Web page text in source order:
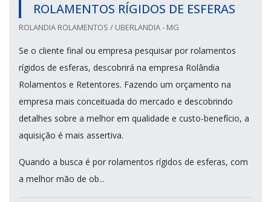
ROLAMENTOS RÍGIDOS DE ESFERAS
ROLANDIA ROLAMENTOS / UBERLANDIA - MG
Se o cliente final ou empresa pesquisar por rolamentos
rígidos de esferas, descobrirá na empresa Rolândia
Rolamentos e Retentores. Fazendo um orçamento na
empresa mais conceituada do mercado e descobrindo
detalhes sobre a melhor em qualidade e custo-benefício, a
aquisição é mais assertiva.
Quando a busca é por rolamentos rígidos de esferas, com
a melhor mão de ob...